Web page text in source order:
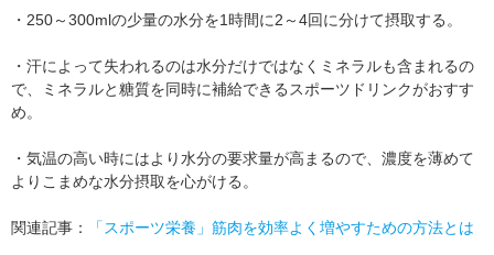
・250～300mlの少量の水分を1時間に2～4回に分けて摂取する。
・汗によって失われるのは水分だけではなくミネラルも含まれるの
で、ミネラルと糖質を同時に補給できるスポーツドリンクがおすす
め。
・気温の高い時にはより水分の要求量が高まるので、濃度を薄めて
よりこまめな水分摂取を心がける。
関連記事： 「スポーツ栄養」筋肉を効率よく増やすための方法とは